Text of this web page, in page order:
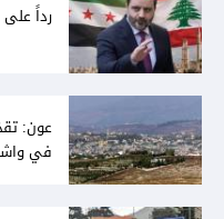
رداً على
عون:
في